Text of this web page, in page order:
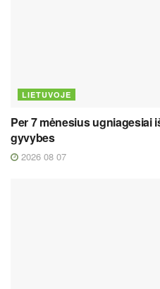
LIETUVOJE
Per 7 mėnesius ugniagesiai
gyvybes
2026 08 07